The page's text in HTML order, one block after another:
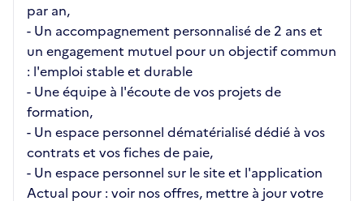
par an,
- Un accompagnement personnalisé de 2 ans et
un engagement mutuel pour un objectif commun
: l'emploi stable et durable
- Une équipe à l'écoute de vos projets de
formation,
- Un espace personnel dématérialisé dédié à vos
contrats et vos fiches de paie,
- Un espace personnel sur le site et l'application
Actual pour : voir nos offres, mettre à jour votre